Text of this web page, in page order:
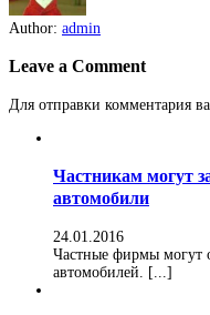
Author: admin
Leave a Comment
Для отправки комментария
Частникам могут
автомобили
24.01.2016
Частные фирмы могут
автомобилей. [...]